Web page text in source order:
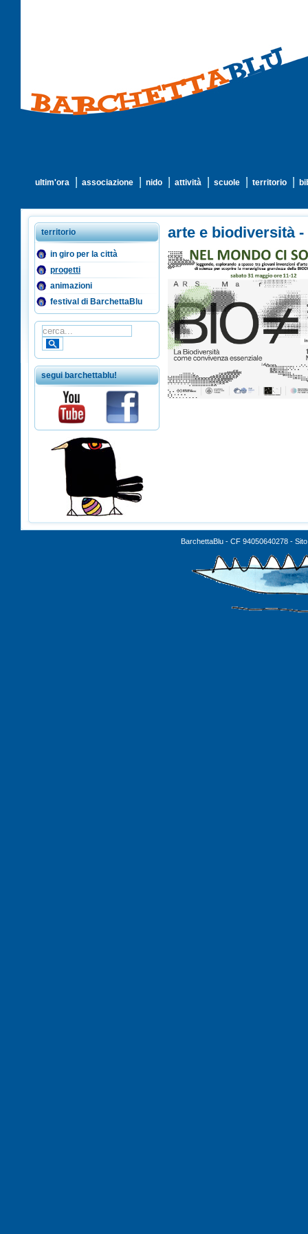
ultim'ora associazione nido attività scuole territorio
territorio
in giro per la città
progetti
animazioni
festival di BarchettaBlu
segui barchettablu!
arte e biodiversità
BarchettaBlu - CF 94050640278 -